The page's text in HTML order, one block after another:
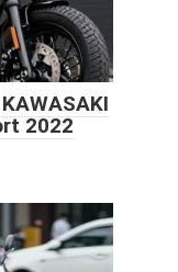
2022